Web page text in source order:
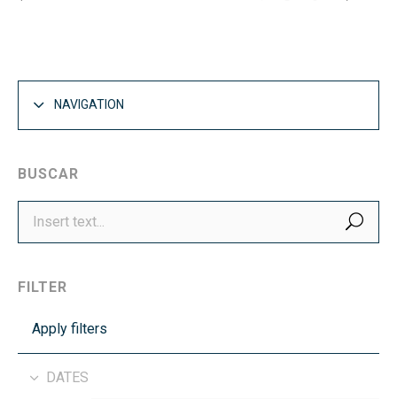
NAVIGATION
BUSCAR
FILTER
Apply filters
DATES